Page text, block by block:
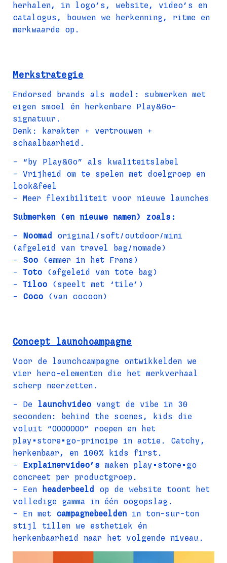
herhalen, in logo’s, website, video’s en
catalogus, bouwen we herkenning, ritme en
merkwaarde op.
Merkstrategie
Endorsed brands als model: submerken met
eigen smoel én herkenbare Play&Go-
signatuur.
Denk: karakter + vertrouwen +
schaalbaarheid.
- “by Play&Go” als kwaliteitslabel
- Vrijheid om te spelen met doelgroep en
look&feel
- Meer flexibiliteit voor nieuwe launches
Submerken (en nieuwe namen) zoals:
- Noomad
original/soft/outdoor/mini
(afgeleid van travel bag/nomade)
- Soo (emmer in het Frans)
- Toto (afgeleid van tote bag)
- Tiloo (speelt met ‘tile’)
- Coco (van cocoon)
Concept launchcampagne
Voor de launchcampagne ontwikkelden we
vier hero-elementen die het merkverhaal
scherp neerzetten.
- De launchvideo vangt de vibe in 30
seconden: behind the scenes, kids die
voluit “OOOOOOO” roepen en het
play•store•go-principe in actie. Catchy,
herkenbaar, en 100% kids first.
-
Explainervideo’s maken play•store•go
concreet per productgroep.
- Een
headerbeeld
op de website toont het
volledige gamma in één oogopslag.
- En met campagnebeelden in ton-sur-ton
stijl tillen we esthetiek én
herkenbaarheid naar het volgende niveau.